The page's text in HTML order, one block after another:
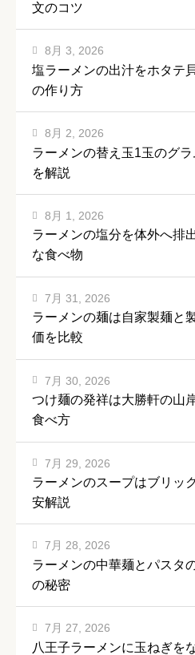
文のコツ
塩ラーメンの出汁をホタテ
の作り方
8月 3, 2026
ラーメンの替え玉1玉のグ
を解説
8月 2, 2026
ラーメンの塩分を体外へ排
な食べ物
8月 1, 2026
ラーメンの麺は自家製麺と
価を比較
7月 31, 2026
つけ麺の発祥は大勝軒の山
食べ方
7月 30, 2026
ラーメンのスープはブリッ
安解説
7月 29, 2026
ラーメンの中華麺とパスタ
の秘密
7月 28, 2026
八王子ラーメンに玉ねぎを
7月 27, 2026